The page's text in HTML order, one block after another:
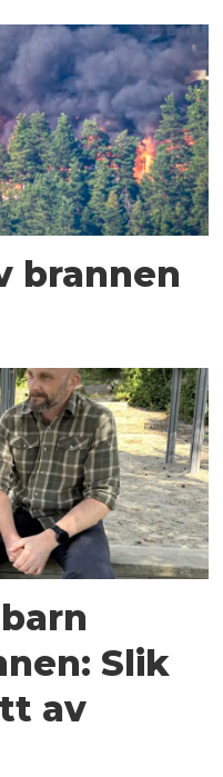
brannen
Slik
av